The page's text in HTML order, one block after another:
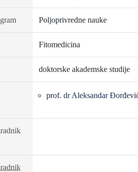
Poljoprivredne nauke
Fitomedicina
doktorske akademske studije
prof. dr Aleksandar